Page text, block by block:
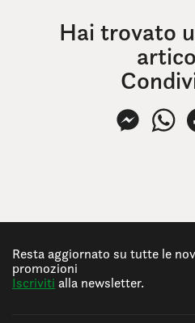
Hai trovato
Resta aggiornato su tutte le
promozioni
Iscriviti alla newsletter.